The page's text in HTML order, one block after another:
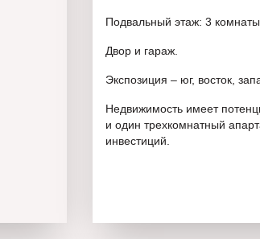
Подвальный этаж: 3
Двор и гараж.
Экспозиция – юг, восток,
Недвижимость имеет
и один трехкомнатный
инвестиций.